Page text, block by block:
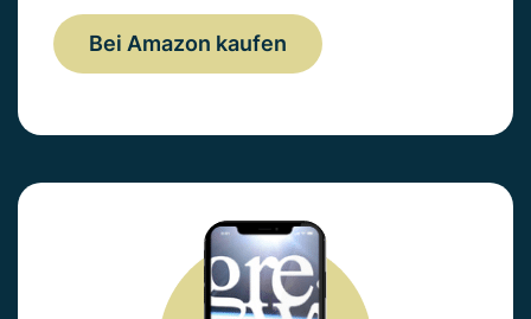
Bei Amazon kaufen